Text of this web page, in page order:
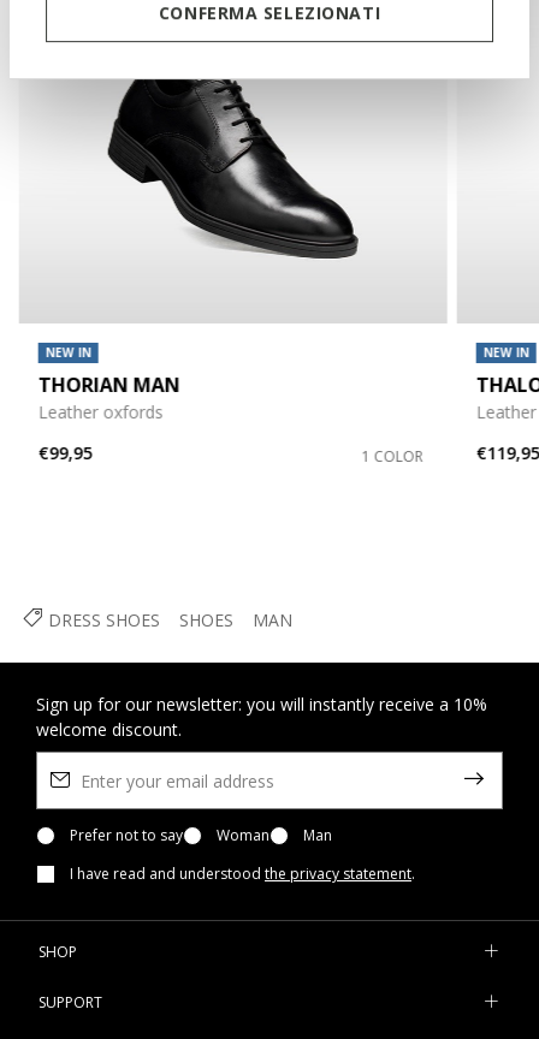
CONFERMA SELEZIONATI
DRESS SHOES SHOES MAN
NEW IN
THORIAN MAN
Leather oxfords
€99,95
1 COLOR
NEW IN
€119,95
Sign up for our newsletter: you will instantly receive a 10%
welcome discount.
Prefer not to say Woman
Man
I have read and understood the privacy statement.
SHOP
SUPPORT